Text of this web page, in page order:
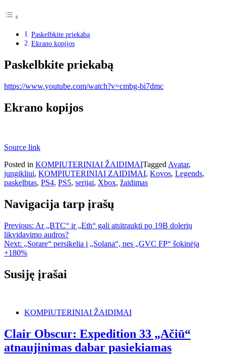
Paskelbkite priekabą
Ekrano kopijos
Paskelbkite priekabą
https://www.youtube.com/watch?v=cmbg-bi7dmc
Ekrano kopijos
Source link
Posted in KOMPIUTERINIAI ŽAIDIMAITagged Avatar,
jungikliui, KOMPIUTERINIAI ZAIDIMAI, Kovos, Legends,
paskelbtas, PS4, PS5, serijai, Xbox, žaidimas
Navigacija tarp įrašų
Previous: Ar „BTC“ ir „Eth“ gali atsitraukti po 19B dolerių
likvidavimo audros?
Next: „Sorare“ persikelia į „Solana“, nes „GVC FP“ šokinėja
+180%
Susiję įrašai
KOMPIUTERINIAI ŽAIDIMAI
Clair Obscur: Expedition 33 „Ačiū“
atnaujinimas dabar pasiekiamas